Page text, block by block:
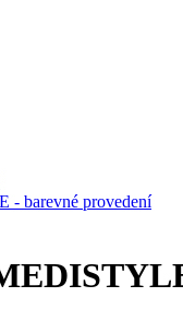
- barevné provedení